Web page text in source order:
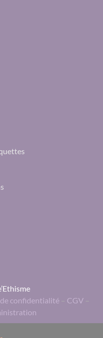
confidentialité – CGV –